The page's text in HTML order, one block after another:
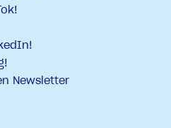
Newsletter